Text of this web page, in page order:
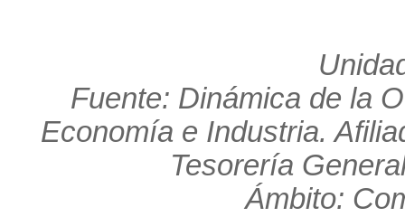
Fuente: Dinámica de la
Economía e Industria.
Tesorería
Ámbito: